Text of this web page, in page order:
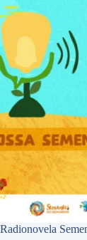
Radionovela